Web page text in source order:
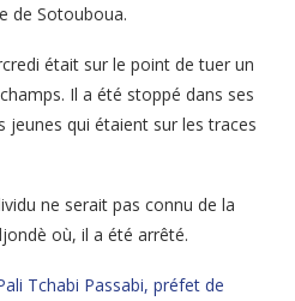
de Sotouboua.
était sur le point de tuer un
Il a été stoppé dans ses
jeunes qui étaient sur les traces
ne serait pas connu de la
où, il a été arrêté.
Tchabi Passabi, préfet de